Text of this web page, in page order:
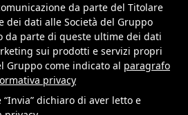
da parte del Titolare
dei dati alle Società del Gruppo
da parte di queste ultime dei dati
sui prodotti e servizi propri
Gruppo come indicato al paragrafo
privacy
dichiaro di aver letto e